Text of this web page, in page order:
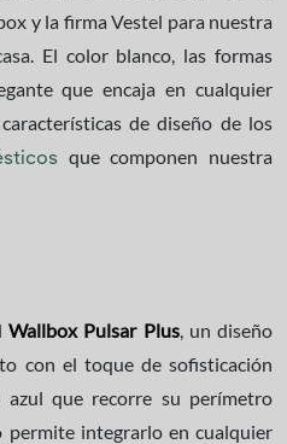
y la firma Vestel para nuestra
El color blanco, las formas
que encaja en cualquier
de diseño de los
que componen nuestra
Wallbox Pulsar Plus, un diseño
con el toque de sofisticación
que recorre su perímetro
permite integrarlo en cualquier